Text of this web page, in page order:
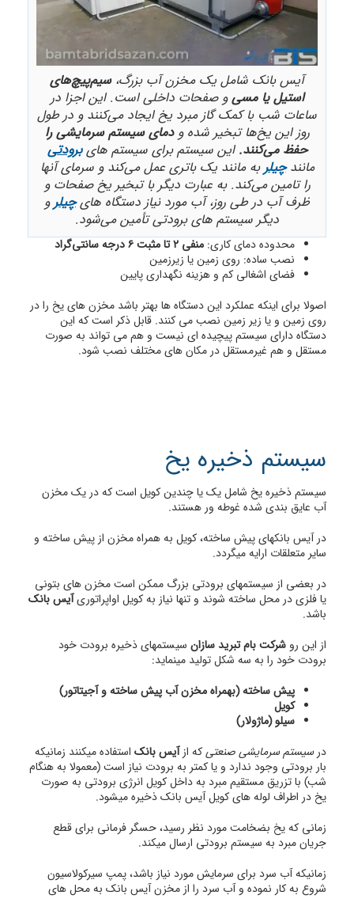
آیس بانک شامل یک مخزن آب بزرگ،سیم‌پیچ‌های
استیل یا مسیو صفحات داخلی است. این اجزا در
ساعات شب با کمک گاز مبرد یخ ایجاد می‌کنند و در طول
روز این یخ‌ها تبخیر شده ودمای سیستم سرمایشی را
حفظ می‌کنند. این سیستم برای سیستم هایبرودتی
مانندچیلربه مانند یک باتری عمل می‌کند و سرمای آنها
را تامین می‌کند. به عبارت دیگر با تبخیر یخ صفحات و
ظرف آب در طی روز، آب مورد نیاز دستگاه هایچیلرو
دیگر سیستم های برودتی تأمین می‌شود.
محدوده دمای کاری: منفی ۲ تا مثبت ۶ درجه سانتی‌گراد
نصب ساده: روی زمین یا زیرزمین
فضای اشغالی کم و هزینه نگهداری پایین
اصولا برای اینکه عملکرد این دستگاه ها بهتر باشد مخزن های یخ را در
روی زمین و یا زیر زمین نصب می کنند. قابل ذکر است که این
دستگاه دارای سیستم پیچیده ای نیست و هم می تواند به صورت
مستقل و هم غیرمستقل در مکان های مختلف نصب شود.
سیستم ذخیره یخ
سیستم ذخیره یخ شامل یک یا چندین کویل است که در یک مخزن
آب عایق بندی شده غوطه ور هستند.
در آیس بانکهای پیش ساخته، کویل به همراه مخزن از پیش ساخته و
سایر متعلقات ارایه میگردد.
در بعضی از سیستمهای برودتی بزرگ ممکن است مخزن های بتونی
یا فلزی در محل ساخته شوند و تنها نیاز به کویل اواپراتوریآیس بانک
باشد.
از این رو شرکت بام تبرید سازان سیستمهای ذخیره برودت خود
برودت خود را به سه شکل تولید مینماید:
پیش ساخته (بهمراه مخزن آب پیش ساخته و آجیتاتور)
کویل
سیلو (ماژولار)
در سیستم سرمایشی صنعتیکه ازآیس بانک استفاده میکنند زمانیکه
بار برودتی وجود ندارد و یا کمتر به برودت نیاز است (معمولا به هنگام
شب) با تزریق مستقیم مبرد به داخل کویل انرژی برودتی به صورت
یخ در اطراف لوله های کویل آیس بانک ذخیره میشود.
زمانی که یخ بضخامت مورد نظر رسید، حسگر فرمانی برای قطع
جریان مبرد به سیستم برودتی ارسال میکند.
زمانیکه آب سرد برای سرمایش مورد نیاز باشد، پمپ سیرکولاسیون
شروع به کار نموده و آب سرد را از مخزن آیس بانک به محل های